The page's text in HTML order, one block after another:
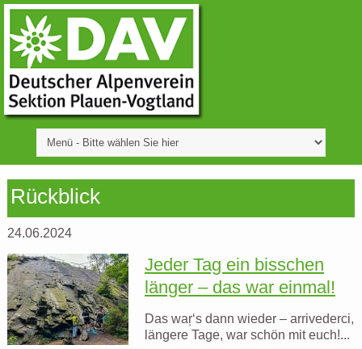
Rückblick
24.06.2024
Jeder Tag ein bisschen
länger – das war einmal!
Das war̹‘s dann wieder – arrivederci,
längere Tage, war schön mit euch!...